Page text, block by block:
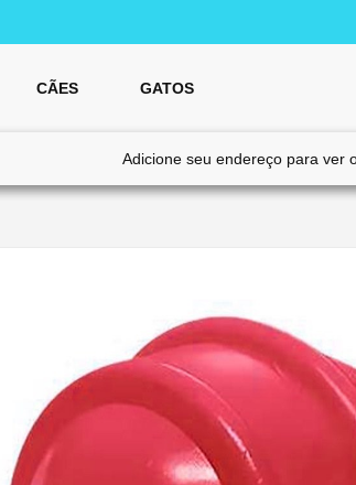
CÃES GATOS
Adicione seu endereço para ver